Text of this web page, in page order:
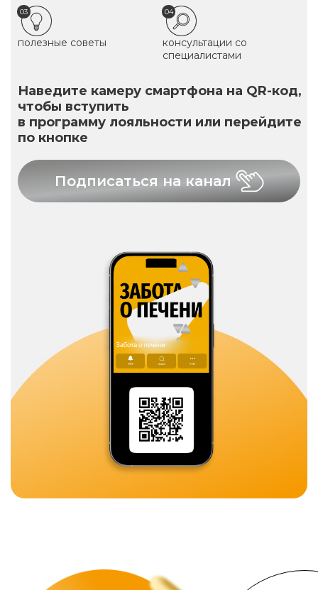
03
полезные советы
04
консультации со
специалистами
Наведите камеру смартфона на QR-код,
чтобы вступить
в программу лояльности или перейдите
по кнопке
Подписаться на канал